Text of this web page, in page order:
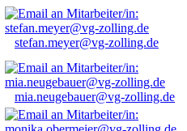
stefan.meyer@vg-zolling.de
mia.neugebauer@vg-zolling.de